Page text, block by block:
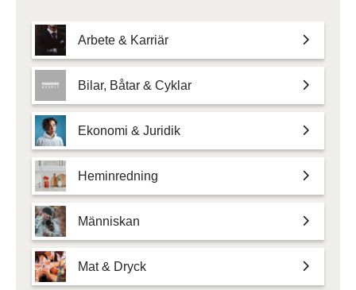
Arbete & Karriär
Bilar, Båtar & Cyklar
Ekonomi & Juridik
Heminredning
Människan
Mat & Dryck